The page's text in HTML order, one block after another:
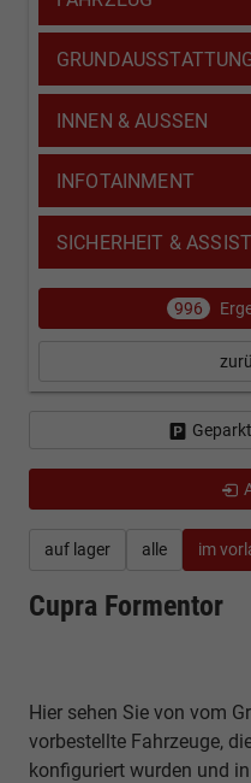
auf lager alle im
Cupra Formentor
Hier sehen Sie von vom
vorbestellte Fahrzeuge,
konfiguriert wurden und
INNEN & AUSSEN
INFOTAINMENT
SICHERHEIT &
996